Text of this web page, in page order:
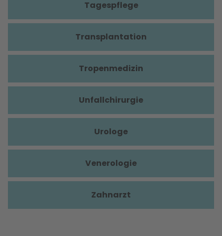
Tagespflege
Transplantation
Tropenmedizin
Unfallchirurgie
Urologe
Venerologie
Zahnarzt